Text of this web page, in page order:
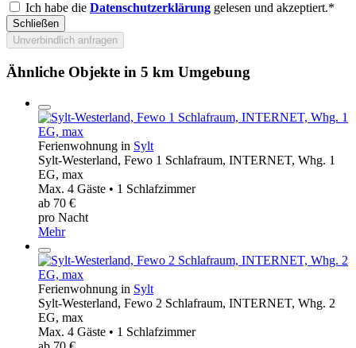
Ich habe die Datenschutzerklärung gelesen und akzeptiert.*
Schließen
Unverbindlich anfragen
Ähnliche Objekte in 5 km Umgebung
Ferienwohnung in Sylt
Sylt-Westerland, Fewo 1 Schlafraum, INTERNET, Whg. 1
EG, max
Max. 4 Gäste • 1 Schlafzimmer
ab 70 €
pro Nacht
Mehr
Ferienwohnung in Sylt
Sylt-Westerland, Fewo 2 Schlafraum, INTERNET, Whg. 2
EG, max
Max. 4 Gäste • 1 Schlafzimmer